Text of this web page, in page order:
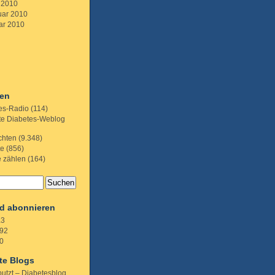
2010
2010
2010
Radio (114)
Diabetes-Weblog
(9.348)
(856)
zählen (164)
abonnieren
Blogs
– Diabetesblog